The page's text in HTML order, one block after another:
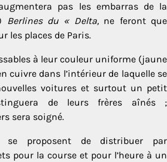
pas les embarras de la
Berlines du « Delta, ne feront que
les places de Paris.
à leur couleur uniforme (jaune
cuivre dans l’intérieur de laquelle se
voitures et surtout un petit
de leurs frères aînés ;
sera soigné.
se proposent de distribuer par
pour la course et pour l’heure à un